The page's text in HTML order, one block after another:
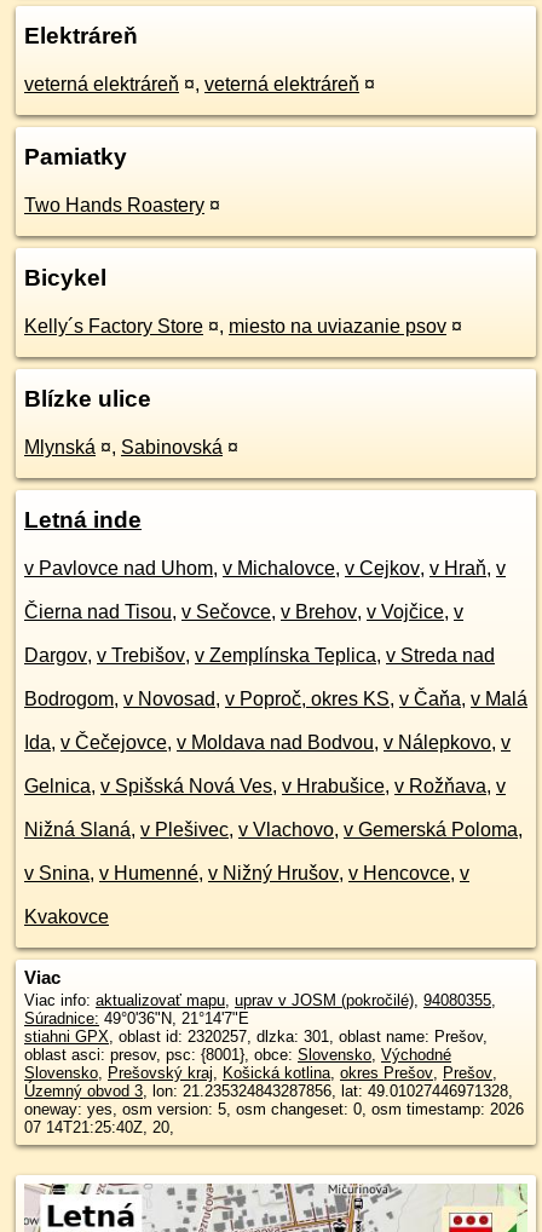
Elektráreň
veterná elektráreň ¤, veterná elektráreň ¤
Pamiatky
Two Hands Roastery ¤
Bicykel
Kelly´s Factory Store ¤, miesto na uviazanie psov ¤
Blízke ulice
Mlynská ¤, Sabinovská ¤
Letná inde
v Pavlovce nad Uhom, v Michalovce, v Cejkov, v Hraň, v
Čierna nad Tisou, v Sečovce, v Brehov, v Vojčice, v
Dargov, v Trebišov, v Zemplínska Teplica, v Streda nad
Bodrogom, v Novosad, v Poproč, okres KS, v Čaňa, v Malá
Ida, v Čečejovce, v Moldava nad Bodvou, v Nálepkovo, v
Gelnica, v Spišská Nová Ves, v Hrabušice, v Rožňava, v
Nižná Slaná, v Plešivec, v Vlachovo, v Gemerská Poloma,
v Snina, v Humenné, v Nižný Hrušov, v Hencovce, v
Kvakovce
Viac
Viac info: aktualizovať mapu, uprav v JOSM (pokročilé), 94080355,
Súradnice: 49°0'36"N, 21°14'7"E
stiahni GPX, oblast id: 2320257, dlzka: 301, oblast name: Prešov,
oblast asci: presov, psc: {8001}, obce: Slovensko, Východné
Slovensko, Prešovský kraj, Košická kotlina, okres Prešov, Prešov,
Územný obvod 3, lon: 21.235324843287856, lat: 49.01027446971328,
oneway: yes, osm version: 5, osm changeset: 0, osm timestamp: 2026
07 14T21:25:40Z, 20,